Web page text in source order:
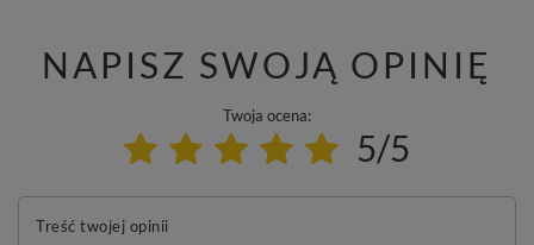
NAPISZ SWOJĄ OPINIĘ
Twoja ocena:
5/5
Treść twojej opinii